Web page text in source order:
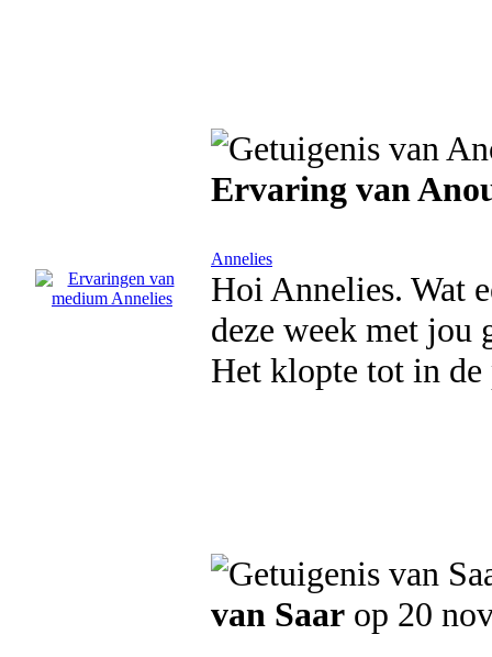
Ervaring van
Annelies
Hoi Annelies. Wat
deze week met jou
Het klopte tot in
van Saar op 20